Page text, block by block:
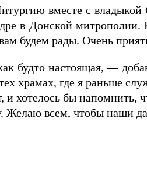
вместе с
в Донской митрополии.
будем рады. Очень
будто настоящая, —
храмах, где я раньше
и хотелось бы
Желаю всем, чтобы наши